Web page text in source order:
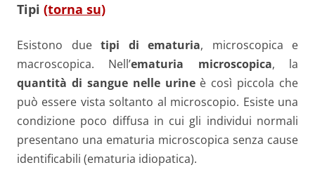
Tipi (torna su)
Esistono due tipi di ematuria, microscopica e
macroscopica. Nell’ematuria microscopica, la
quantità di sangue nelle urineè così piccola che
può essere vista soltanto al microscopio. Esiste una
condizione poco diffusa in cui gli individui normali
presentano una ematuria microscopica senza cause
identificabili (ematuria idiopatica).